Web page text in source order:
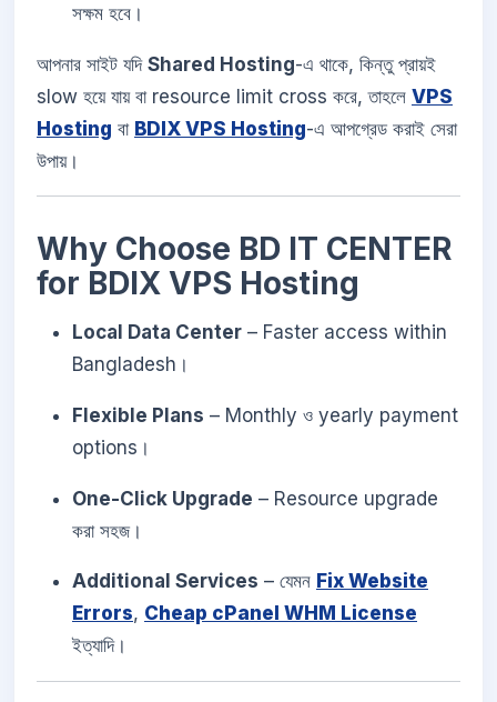
সক্ষম হবে।
আপনার সাইট যদি Shared Hosting-এ থাকে, কিন্তু প্রায়ই
slow হয়ে যায় বা resource limit cross করে, তাহলে VPS
Hosting বা BDIX VPS Hosting-এ আপগ্রেড করাই সেরা
উপায়।
Why Choose BD IT CENTER
for BDIX VPS Hosting
Local Data Center – Faster access within
Bangladesh।
Flexible Plans – Monthly ও yearly payment
options।
One-Click Upgrade – Resource upgrade
করা সহজ।
Additional Services – যেমন Fix Website
Errors, Cheap cPanel WHM License
ইত্যাদি।